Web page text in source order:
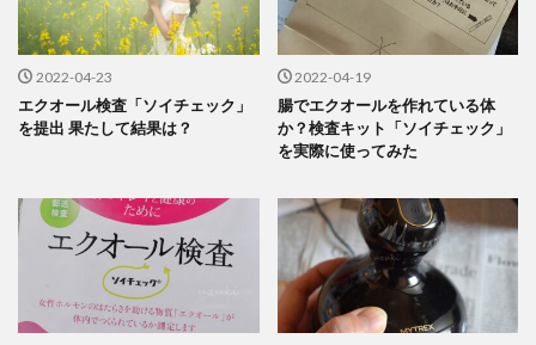
2022-04-23
エクオール検査「ソイチェック」
を提出 果たして結果は？
2022-04-19
腸でエクオールを作れている体
か？検査キット「ソイチェック」
を実際に使ってみた